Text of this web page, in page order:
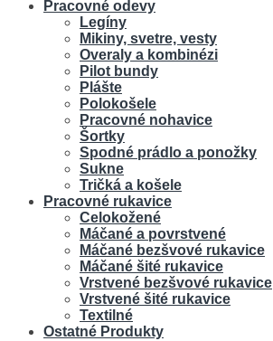
Pracovné odevy
Legíny
Mikiny, svetre, vesty
Overaly a kombinézi
Pilot bundy
Plášte
Polokošele
Pracovné nohavice
Šortky
Spodné prádlo a ponožky
Sukne
Tričká a košele
Pracovné rukavice
Celokožené
Máčané a povrstvené
Máčané bezšvové rukavice
Máčané šité rukavice
Vrstvené bezšvové rukavice
Vrstvené šité rukavice
Textilné
Ostatné Produkty